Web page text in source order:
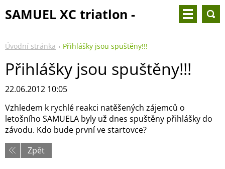
SAMUEL XC triatlon -
Úvodní stránka Přihlášky jsou spuštěny!!!
Přihlášky jsou spuštěny!!!
22.06.2012 10:05
Vzhledem k rychlé reakci natěšených zájemců o
letošního SAMUELA byly už dnes spuštěny přihlášky do
závodu. Kdo bude první ve startovce?
Zpět